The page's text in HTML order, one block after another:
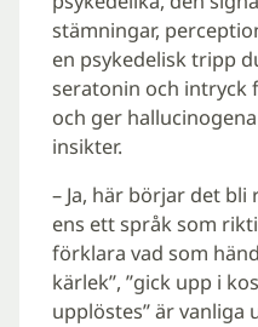
stämningar,
en psykedelisk tripp
seratonin och intryck
och ger
insikter.
– Ja, här börjar det
ens ett språk som
förklara vad som
kärlek”, ”gick upp i
upplöstes” är vanliga